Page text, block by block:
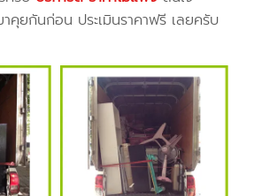
ยกันก่อน ประเมินราคาฟรี เลยครับ